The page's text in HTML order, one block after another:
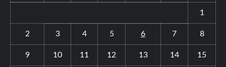
1
2 3 4 5 6 7 8
9 10 11 12 13 14 15